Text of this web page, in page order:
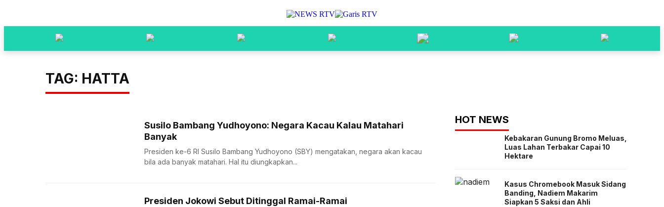
TAG: HATTA
Susilo Bambang Yudhoyono: Negara Kacau Kalau Matahari
Banyak
Presiden ke-6 RI Susilo Bambang Yudhoyono (SBY) mengatakan, negara akan kacau
bila ada banyak matahari. Hal itu diungkapkan...
Presiden Jokowi Sebut Ditinggal Ramai-Ramai
HOT NEWS
Kebakaran Gunung Bromo Meluas,
Luas Lahan Terbakar Capai 10
Hektare
Kasus Chromebook Masuk Sidang
Banding, Nadiem Makarim
Siapkan 5 Saksi dan Ahli